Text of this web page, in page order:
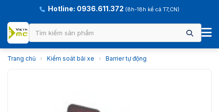
Hotline: 0936.611.372 (8h-18h kể cả T7,CN)
Trang chủ › Kiểm soát bãi xe › Barrier tự động